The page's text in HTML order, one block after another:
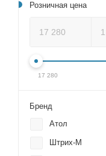
Розничная цена
17 280
Бренд
Атол
Штрих-М